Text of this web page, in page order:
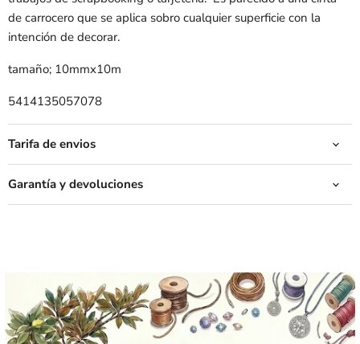
de carrocero que se aplica sobro cualquier superficie con la
intención de decorar.
tamaño; 10mmx10m
5414135057078
Tarifa de envios
Garantía y devoluciones